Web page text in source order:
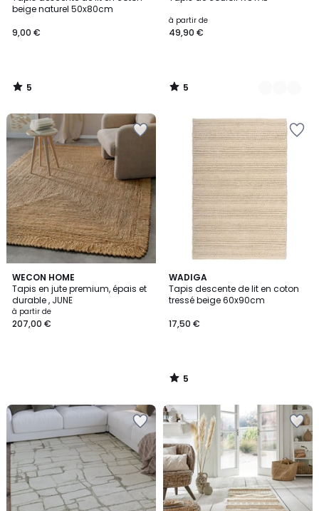
beige naturel 50x80cm
9,00 €
5
5
/
à partir de
49,90 €
5
/
WECON HOME
Tapis en jute premium, épais et
durable , JUNE
à partir de
207,00 €
WADIGA
Tapis descente de lit en coton
tressé beige 60x90cm
17,50 €
5
/
5
5
/